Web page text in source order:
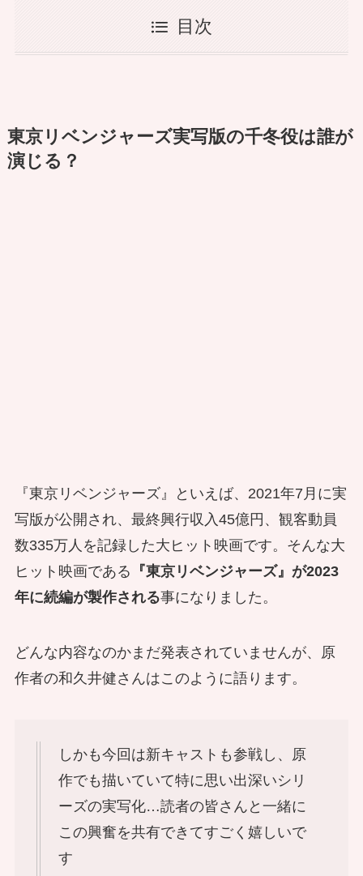
目次
東京リベンジャーズ実写版の千冬役は誰が
演じる？
『東京リベンジャーズ』といえば、2021年7月に実
写版が公開され、 最終興行収入45億円、観客動員
数335万人を記録した大ヒット映画です。そんな大
ヒット映画である 『東京リベンジャーズ』が2023
年に続編が製作される事になりました。
どんな内容なのかまだ発表されていませんが、
原
作者の和久井健さんはこのように語ります。
しかも今回は新キャストも参戦し、原
作でも描いていて特に思い出深いシリ
ーズの実写化…読者の皆さんと一緒に
この興奮を共有できてすごく嬉しいで
す